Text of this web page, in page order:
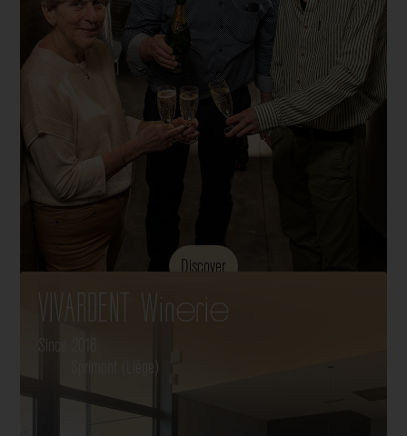
Discover
VIVARDENT Winerie
Since 2018
Sprimont (Liège)